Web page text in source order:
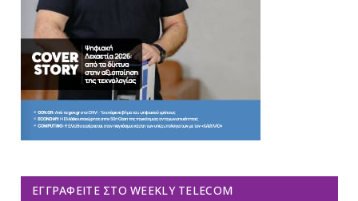
ΕΓΓΡΑΦΕΊΤΕ ΣΤΟ WEEKLY TELECOM